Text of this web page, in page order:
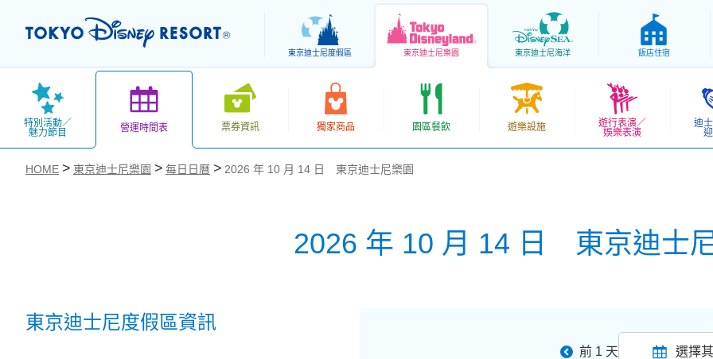
東京迪士尼度假區 東京迪士尼樂園 東京迪士尼海洋 飯店住宿
特別活動／
魅力節目
營運時間表 票券資訊 獨家商品 園區餐飲 遊樂設施
遊行表演／
娛樂表演
迪
HOME 東京迪士尼樂園 每日日曆 2026 年 10 月 14 日 東京迪士尼樂園
2026 年 10 月 14 日 東京迪士
前 1 天 選擇
東京迪士尼度假區資訊